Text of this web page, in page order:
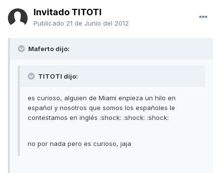
Invitado TITOTI
Publicado 21 de Junio del 2012
Maferto dijo:
TITOTI dijo:
es curioso, alguien de Miami enpieza un hilo en
español y nosotros que somos los españoles le
contestamos en inglés :shock: :shock: :shock:
no por nada pero es curioso, jaja